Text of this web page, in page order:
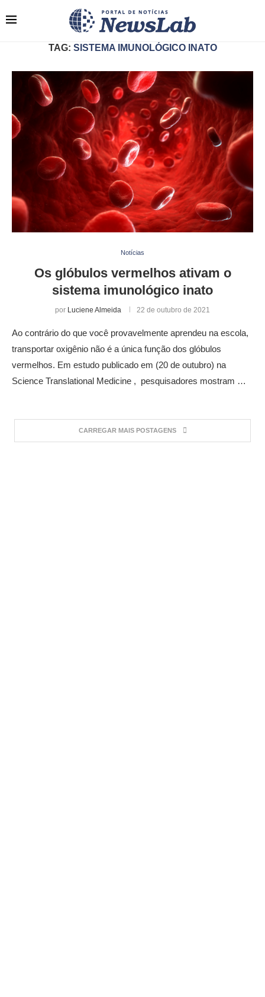
TAG: SISTEMA IMUNOLÓGICO INATO
Notícias
Os glóbulos vermelhos ativam o
sistema imunológico inato
por Luciene Almeida 22 de outubro de 2021
Ao contrário do que você provavelmente aprendeu na escola,
transportar oxigênio não é a única função dos glóbulos
vermelhos. Em estudo publicado em (20 de outubro) na
Science Translational Medicine , pesquisadores mostram …
CARREGAR MAIS POSTAGENS